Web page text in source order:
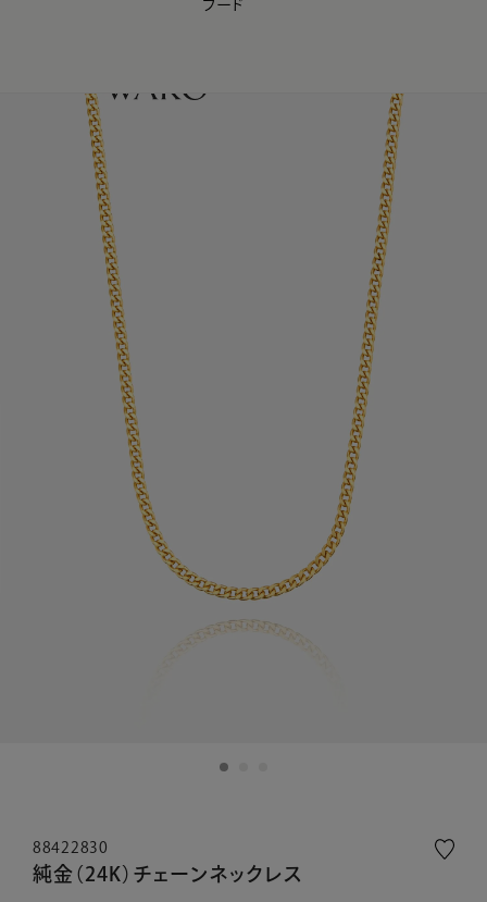
【会員様限定】夏のプレゼントキャンペーン開催中
フード
88422830
純金（24K）チェーンネックレス